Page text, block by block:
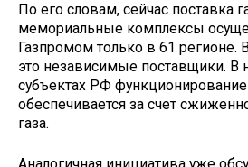
По его словам, сейчас поставка
мемориальные комплексы
Газпромом только в 61 регионе.
это независимые поставщики. В
субъектах РФ
обеспечивается за счет
газа.